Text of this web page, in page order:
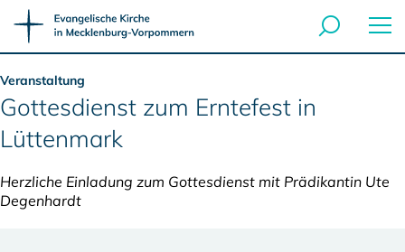
Veranstaltung
Gottesdienst zum Erntefest in
Lüttenmark
Herzliche Einladung zum Gottesdienst mit Prädikantin Ute
Degenhardt